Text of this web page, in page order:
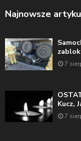
Najnowsze
7
Kucz,
7